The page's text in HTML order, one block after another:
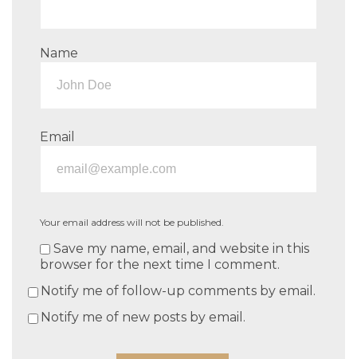
Name
Email
Your email address will not be published.
Save my name, email, and website in this
browser for the next time I comment.
Notify me of follow-up comments by email.
Notify me of new posts by email.